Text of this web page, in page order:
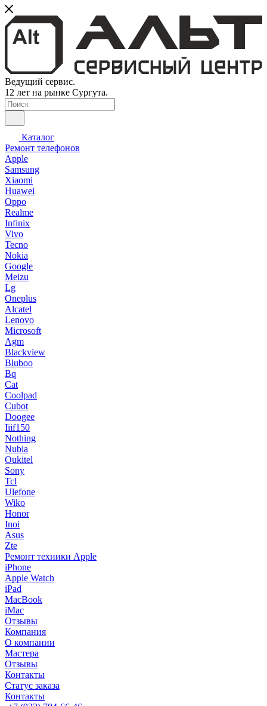
Ведущий сервис.
12 лет на рынке Сургута.
Каталог
Ремонт телефонов
Apple
Samsung
Xiaomi
Huawei
Oppo
Realme
Infinix
Vivo
Tecno
Nokia
Google
Meizu
Lg
Oneplus
Alcatel
Lenovo
Microsoft
Agm
Blackview
Bluboo
Bq
Cat
Coolpad
Cubot
Doogee
Iiif150
Nothing
Nubia
Oukitel
Sony
Tcl
Ulefone
Wiko
Honor
Inoi
Asus
Zte
Ремонт техники Apple
iPhone
Apple Watch
iPad
MacBook
iMac
Отзывы
Компания
О компании
Мастера
Отзывы
Контакты
Статус заказа
Контакты